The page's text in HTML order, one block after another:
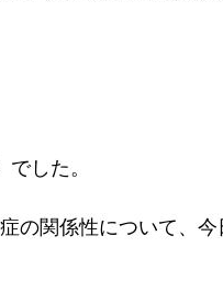
した。
の関係性について、今